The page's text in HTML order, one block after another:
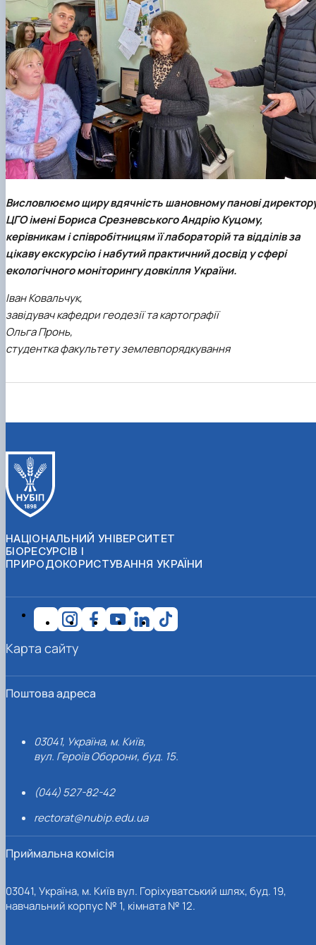
Висловлюємо щиру вдячність шановному панові
ЦГО імені Бориса Срезневського Андрію Куцому,
керівникам і співробітницям її лабораторій та відділів за
цікаву екскурсію і набутий практичний досвід у сфері
екологічного моніторингу довкілля України.
Іван Ковальчук,
завідувач кафедри геодезії та картографії
Ольга Пронь,
студентка факультету землевпорядкування
НАЦІОНАЛЬНИЙ УНІВЕРСИТЕТ
БІОРЕСУРСІВ І
ПРИРОДОКОРИСТУВАННЯ УКРАЇНИ
Поштова адреса
03041, Україна, м. Київ,
вул. Героїв Оборони, буд. 15.
(044) 527-82-42
rectorat@nubip.edu.ua
Приймальна комісія
03041, Україна, м. Київ вул. Горіхуватський шлях, буд. 19,
навчальний корпус № 1, кімната № 12.
Карта сайту